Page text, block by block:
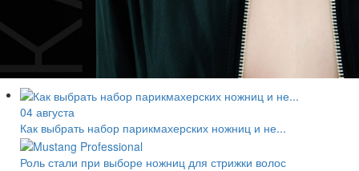
04 августа
Как выбрать набор парикмахерских ножниц и не...
Роль стали при выборе ножниц для стрижки волос